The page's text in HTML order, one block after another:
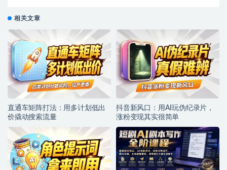
相关文章
直通车矩阵打法：用多计划低出
价撬动搜索流量
抖音新风口：用AI玩伪纪录片，
涨粉变现其实很简单